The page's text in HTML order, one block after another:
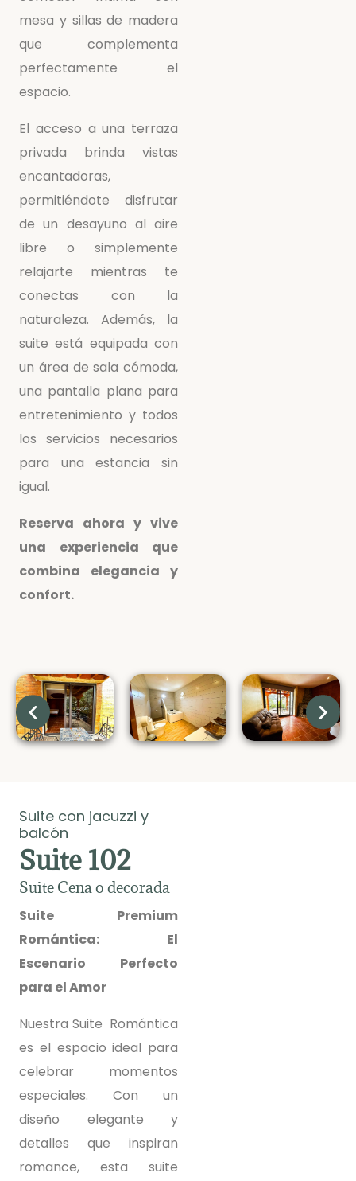
mesa y sillas de madera
que complementa
perfectamente el
espacio.
El acceso a una terraza
privada brinda vistas
encantadoras,
permitiéndote disfrutar
de un desayuno al aire
libre o simplemente
relajarte mientras te
conectas con la
naturaleza. Además, la
suite está equipada con
un área de sala cómoda,
una pantalla plana para
entretenimiento y todos
los servicios necesarios
para una estancia sin
igual.
Reserva ahora y vive
una experiencia que
combina elegancia y
confort.
Suite con jacuzzi y
balcón
Suite 102
Suite Cena o decorada
Suite Premium
Romántica: El
Escenario Perfecto
para el Amor
Nuestra Suite Romántica
es el espacio ideal para
celebrar momentos
especiales. Con un
diseño elegante y
detalles que inspiran
romance, esta suite